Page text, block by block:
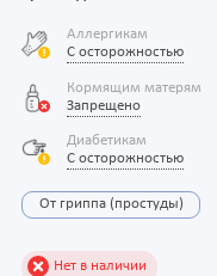
Аллергикам
С осторожностью
Кормящим матерям
Запрещено
Диабетикам
С осторожностью
От гриппа (простуды)
Нет в наличии